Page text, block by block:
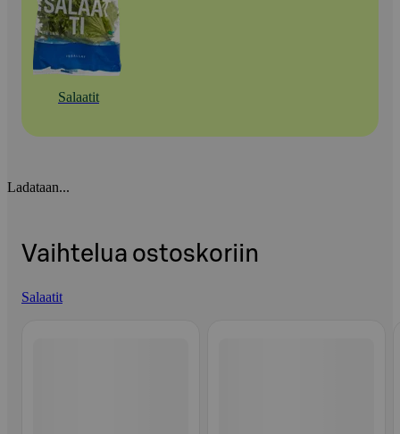
Salaatit
Ladataan...
Vaihtelua ostoskoriin
Salaatit